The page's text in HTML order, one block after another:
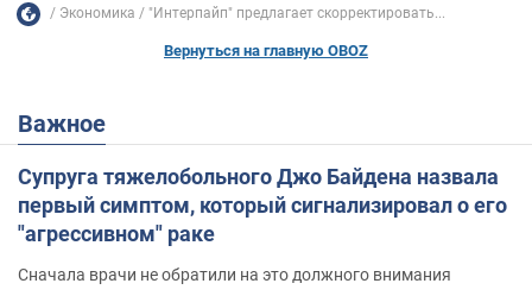
Экономика "Интерпайп" предлагает скорректировать...
Вернуться на главную OBOZ
Важное
Супруга тяжелобольного Джо Байдена назвала
первый симптом, который сигнализировал о его
"агрессивном" раке
Сначала врачи не обратили на это должного внимания